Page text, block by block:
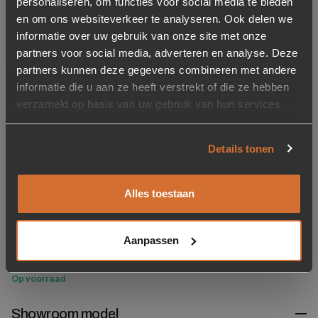
en om ons websiteverkeer te analyseren. Ook delen we
informatie over uw gebruik van onze site met onze
partners voor social media, adverteren en analyse. Deze
partners kunnen deze gegevens combineren met andere
informatie die u aan ze heeft verstrekt of die ze hebben
verzameld op basis van uw gebruik van hun services.
Details tonen
Alles toestaan
Aanpassen
Op voorraad Op voorraad
Toevoegen aan verlanglijstje
Verwijderen van verlanglijst
Furniture Care Oravilt 40
Op voorraad
Showroom model